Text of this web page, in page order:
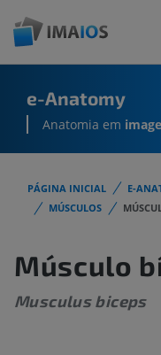
e-Anatomy
Anatomia em
PÁGINA INICIAL E-
MÚSCULOS
Músculo
Musculus biceps